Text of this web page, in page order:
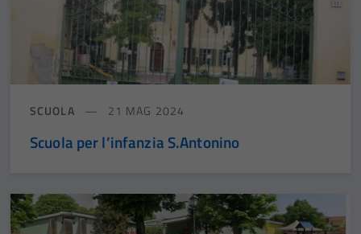
SCUOLA 21 MAG 2024
Scuola per l’infanzia S.Antonino